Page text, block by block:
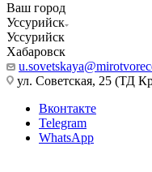
Ваш город
Уссурийск
Уссурийск
Хабаровск
ул. Советская, 25 (ТД
Вконтакте
Telegram
WhatsApp